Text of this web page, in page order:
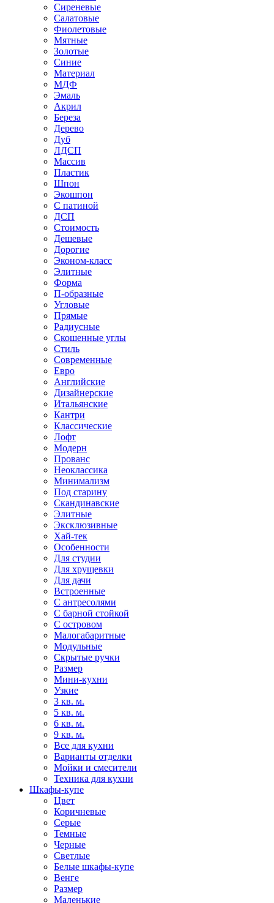
Сиреневые
Салатовые
Фиолетовые
Мятные
Золотые
Синие
Материал
МДФ
Эмаль
Акрил
Береза
Дерево
Дуб
ЛДСП
Массив
Пластик
Шпон
Экошпон
С патиной
ДСП
Стоимость
Дешевые
Дорогие
Эконом-класс
Элитные
Форма
П-образные
Угловые
Прямые
Радиусные
Скошенные углы
Стиль
Современные
Евро
Английские
Дизайнерские
Итальянские
Кантри
Классические
Лофт
Модерн
Прованс
Неоклассика
Минимализм
Под старину
Скандинавские
Элитные
Эксклюзивные
Хай-тек
Особенности
Для студии
Для хрущевки
Для дачи
Встроенные
С антресолями
С барной стойкой
С островом
Малогабаритные
Модульные
Скрытые ручки
Размер
Мини-кухни
Узкие
3 кв. м.
5 кв. м.
6 кв. м.
9 кв. м.
Все для кухни
Варианты отделки
Мойки и смесители
Техника для кухни
Шкафы-купе
Цвет
Коричневые
Серые
Темные
Черные
Светлые
Белые шкафы-купе
Венге
Размер
Маленькие